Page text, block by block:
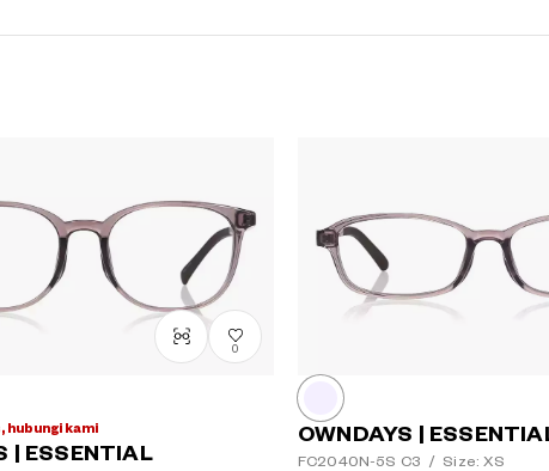
0
hubungi kami
| ESSENTIAL
OWNDAYS |
FC2040N-5S C3 / Size: XS